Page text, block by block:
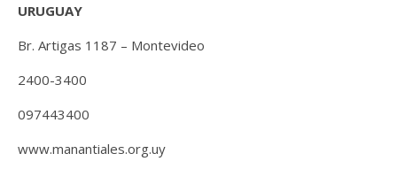
URUGUAY
Br. Artigas 1187 – Montevideo
2400-3400
097443400
www.manantiales.org.uy